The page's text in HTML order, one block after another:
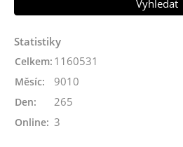
Statistiky
Online: 3
Celkem: 1160531
Měsíc: 9010
Den: 265